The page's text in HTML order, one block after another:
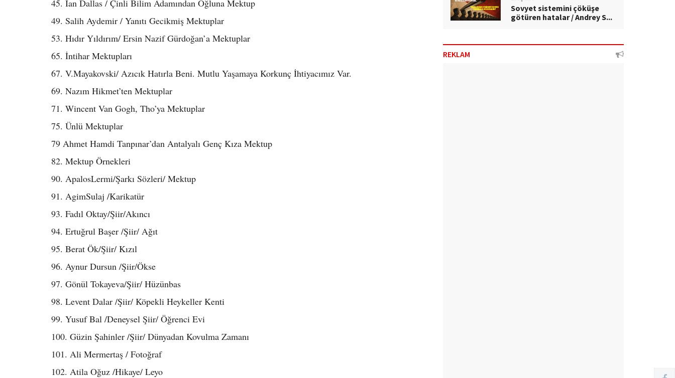
45. Ian Dallas / Çinli Bilim Adamından Oğluna Mektup
49. Salih Aydemir / Yanıtı Gecikmiş Mektuplar
53. Hıdır Yıldırım/ Ersin Nazif Gürdoğan’a Mektuplar
65. İntihar Mektupları
67. V.Mayakovski/ Azıcık Hatırla Beni. Mutlu Yaşamaya Korkunç İhtiyacımız Var.
69. Nazım Hikmet’ten Mektuplar
71. Wincent Van Gogh, Tho’ya Mektuplar
75. Ünlü Mektuplar
79 Ahmet Hamdi Tanpınar’dan Antalyalı Genç Kıza Mektup
82. Mektup Örnekleri
90. ApalosLermi/Şarkı Sözleri/ Mektup
91. AgimSulaj /Karikatür
93. Fadıl Oktay/Şiir/Akıncı
94. Ertuğrul Başer /Şiir/ Ağıt
95. Berat Ök/Şiir/ Kızıl
96. Aynur Dursun /Şiir/Ökse
97. Gönül Tokayeva/Şiir/ Hüzünbas
98. Levent Dalar /Şiir/ Köpekli Heykeller Kenti
99. Yusuf Bal /Deneysel Şiir/ Öğrenci Evi
100. Güzin Şahinler /Şiir/ Dünyadan Kovulma Zamanı
101. Ali Mermertaş / Fotoğraf
102. Atila Oğuz /Hikaye/ Leyo
Sovyet sistemini çöküşe
götüren hatalar / Andrey S...
REKLAM